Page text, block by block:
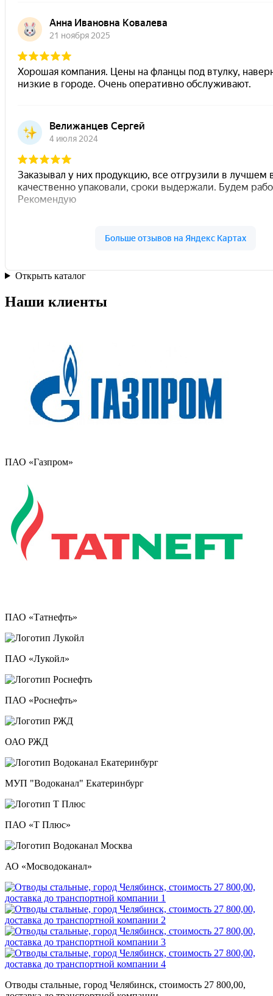
Открыть каталог
Наши клиенты
ПАО «Газпром»
ПАО «Татнефть»
ПАО «Лукойл»
ПАО «Роснефть»
ОАО РЖД
МУП "Водоканал" Екатеринбург
ПАО «Т Плюс»
АО «Мосводоканал»
Отводы стальные, город Челябинск, стоимость 27 800,00,